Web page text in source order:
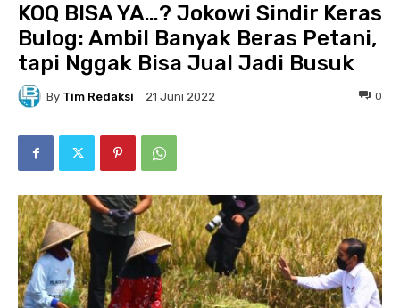
KOQ BISA YA…? Jokowi Sindir Keras
Bulog: Ambil Banyak Beras Petani,
tapi Nggak Bisa Jual Jadi Busuk
By Tim Redaksi 21 Juni 2022 0